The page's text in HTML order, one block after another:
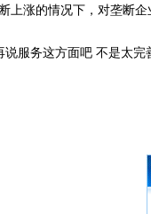
涨的情况下，对垄断
务这方面吧 不是太完